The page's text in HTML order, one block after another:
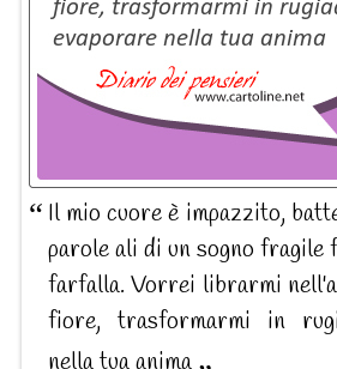
Il mio cuore è impazzito,
parole ali di un sogno fragile
farfalla. Vorrei librarmi
fiore, trasformarmi in
nella tua anima